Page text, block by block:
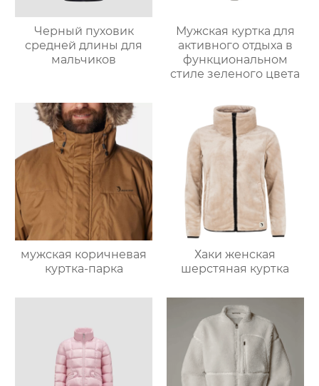
Черный пуховик
средней длины для
мальчиков
Мужская куртка для
активного отдыха в
функциональном
стиле зеленого цвета
мужская коричневая
куртка-парка
Хаки женская
шерстяная куртка